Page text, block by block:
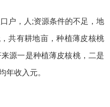
户，人;资源条件的不足，地
共有耕地亩，种植薄皮核桃
源一是种植薄皮核桃，二是
年收入元。